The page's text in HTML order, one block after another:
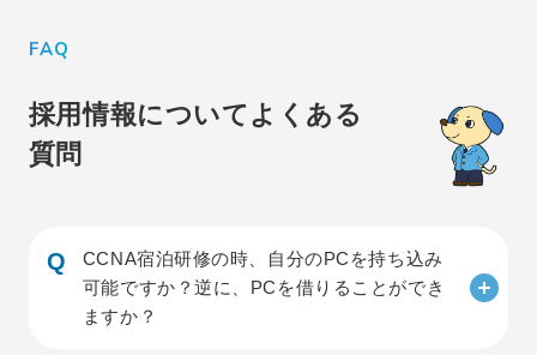
FAQ
採用情報について よくある
質問
CCNA宿泊研修の時、自分のPCを持ち込み
可能ですか？逆に、PCを借りることができ
ますか？